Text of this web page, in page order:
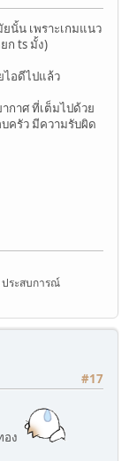
นั้น เพราะเกมแนว
ก ts มั้ง)
ไอดีไปแล้ว
กาศ ที่เต็มไปด้วย
ครัว มีความรับผิด
ระสบการณ์
#17
อง